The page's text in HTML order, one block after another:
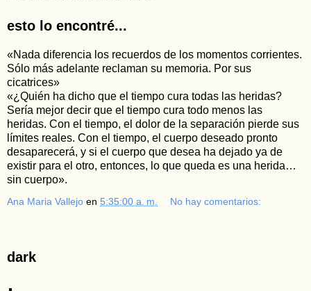
esto lo encontré...
«Nada diferencia los recuerdos de los momentos corrientes.
Sólo más adelante reclaman su memoria. Por sus
cicatrices»
«¿Quién ha dicho que el tiempo cura todas las heridas?
Sería mejor decir que el tiempo cura todo menos las
heridas. Con el tiempo, el dolor de la separación pierde sus
límites reales. Con el tiempo, el cuerpo deseado pronto
desaparecerá, y si el cuerpo que desea ha dejado ya de
existir para el otro, entonces, lo que queda es una herida…
sin cuerpo».
Ana Maria Vallejo en 5:35:00 a. m. No hay comentarios:
dark